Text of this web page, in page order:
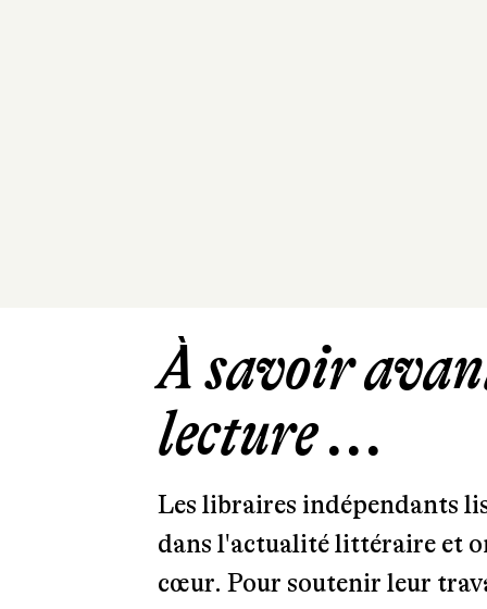
À savoir
lecture ...
Les libraires indépendants
dans l'actualité littéraire et
cœur. Pour soutenir leur